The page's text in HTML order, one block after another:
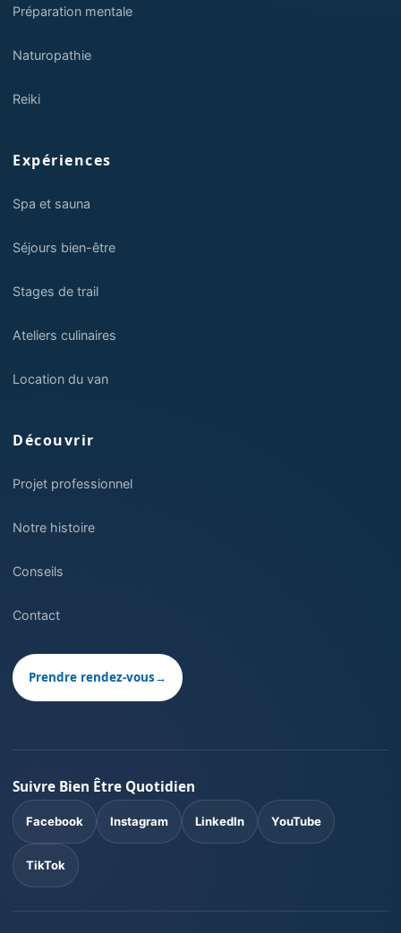
Préparation mentale
Naturopathie
Reiki
Expériences
Spa et sauna
Séjours bien-être
Stages de trail
Ateliers culinaires
Location du van
Découvrir
Projet professionnel
Notre histoire
Conseils
Contact
Prendre rendez-vous→
Suivre Bien Être Quotidien
Facebook Instagram LinkedIn YouTube
TikTok